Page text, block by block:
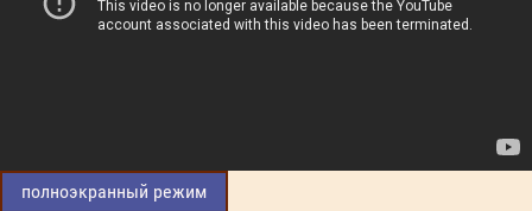
полноэкранный режим